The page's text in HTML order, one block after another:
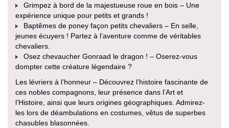
Grimpez à bord de la majestueuse roue en bois – Une
expérience unique pour petits et grands !
Baptêmes de poney façon petits chevaliers – En selle,
jeunes écuyers ! Partez à l’aventure comme de véritables
chevaliers.
Osez chevaucher Gonraad le dragon ! – Oserez-vous
dompter cette créature légendaire ?
Les lévriers à l’honneur – Découvrez l’histoire fascinante de
ces nobles compagnons, leur présence dans l’Art et
l’Histoire, ainsi que leurs origines géographiques. Admirez-
les lors de déambulations en costumes, vêtus de superbes
chasubles blasonnées.